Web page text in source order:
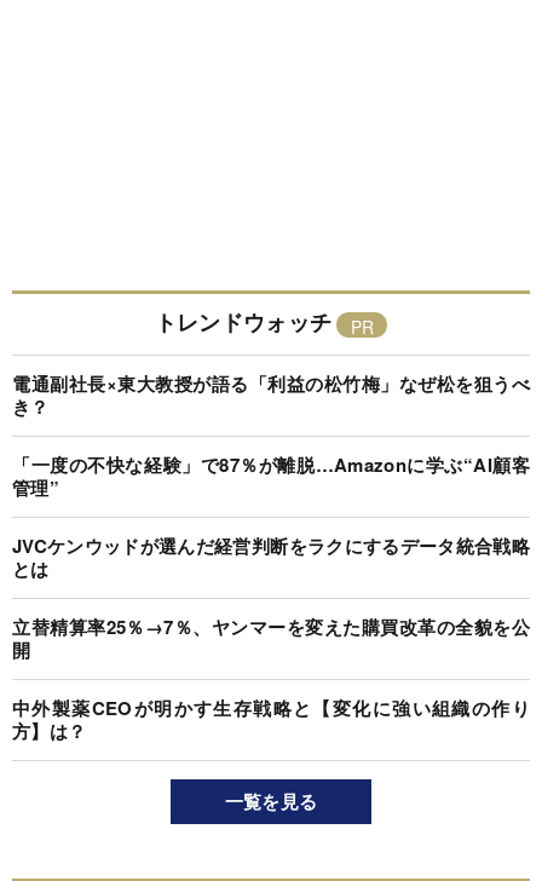
トレンドウォッチ
電通副社長×東大教授が語る「利益の松竹梅」なぜ松を狙うべ
き？
「一度の不快な経験」で87％が離脱…Amazonに学ぶ“AI顧客
管理”
JVCケンウッドが選んだ経営判断をラクにするデータ統合戦略
とは
立替精算率25％→7％、ヤンマーを変えた購買改革の全貌を公
開
中外製薬CEOが明かす生存戦略と【変化に強い組織の作り
方】は？
一覧を見る